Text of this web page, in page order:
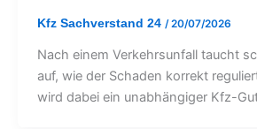
Kfz Sachverstand 24 /20/07/2026
Nach einem Verkehrsunfall taucht
auf, wie der Schaden korrekt
wird dabei ein unabhängiger Kfz-